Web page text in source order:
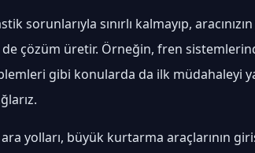
sorunlarıyla sınırlı kalmayıp,
çözüm üretir. Örneğin, fren
gibi konularda da ilk müdahaleyi
yolları, büyük kurtarma araçlarının